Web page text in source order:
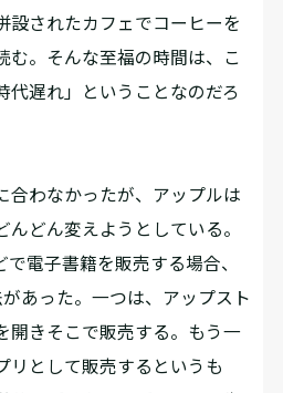
設されたカフェでコーヒーを
む。そんな至福の時間は、こ
代遅れ」ということなのだろ
わなかったが、アップルは
どん変えようとしている。
で電子書籍を販売する場合、
あった。一つは、アップスト
開きそこで販売する。もう一
リとして販売するというも